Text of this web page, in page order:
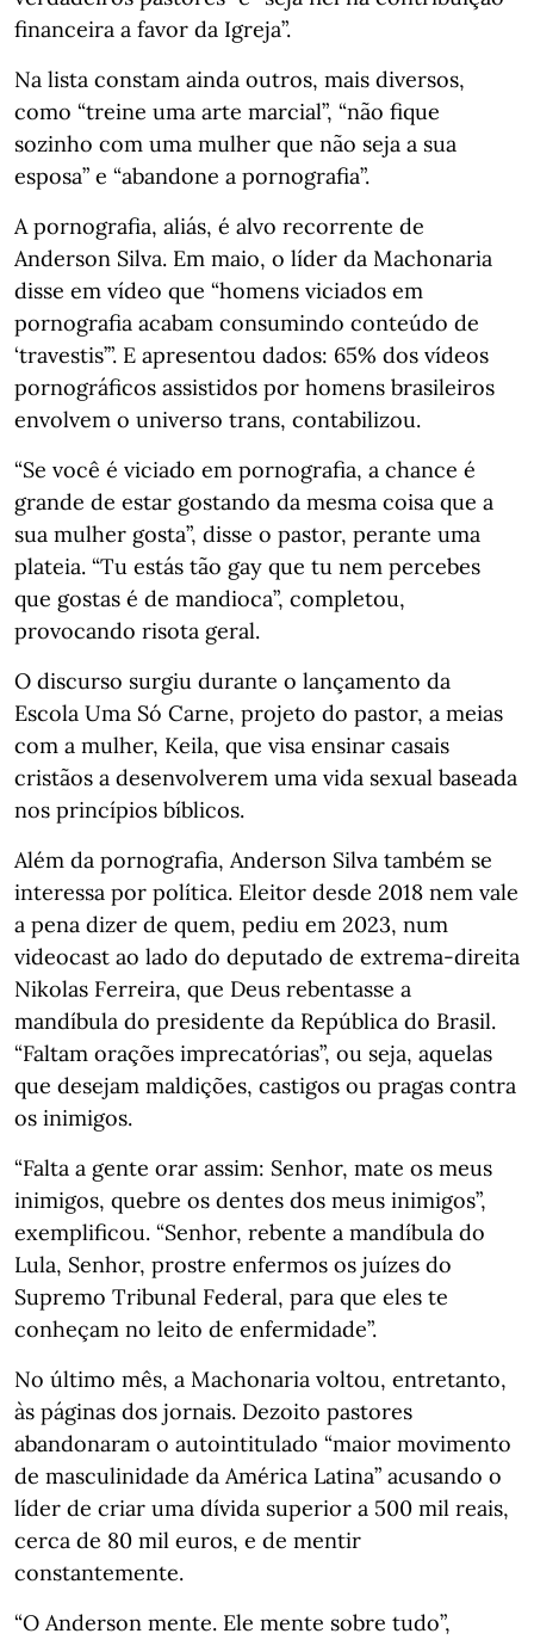
financeira a favor da Igreja”.
Na lista constam ainda outros, mais diversos,
como “treine uma arte marcial”, “não fique
sozinho com uma mulher que não seja a sua
esposa” e “abandone a pornografia”.
A pornografia, aliás, é alvo recorrente de
Anderson Silva. Em maio, o líder da Machonaria
disse em vídeo que “homens viciados em
pornografia acabam consumindo conteúdo de
‘travestis’”. E apresentou dados: 65% dos vídeos
pornográficos assistidos por homens brasileiros
envolvem o universo trans, contabilizou.
“Se você é viciado em pornografia, a chance é
grande de estar gostando da mesma coisa que a
sua mulher gosta”, disse o pastor, perante uma
plateia. “Tu estás tão gay que tu nem percebes
que gostas é de mandioca”, completou,
provocando risota geral.
O discurso surgiu durante o lançamento da
Escola Uma Só Carne, projeto do pastor, a meias
com a mulher, Keila, que visa ensinar casais
cristãos a desenvolverem uma vida sexual baseada
nos princípios bíblicos.
Além da pornografia, Anderson Silva também se
interessa por política. Eleitor desde 2018 nem vale
a pena dizer de quem, pediu em 2023, num
videocast ao lado do deputado de extrema-direita
Nikolas Ferreira, que Deus rebentasse a
mandíbula do presidente da República do Brasil.
“Faltam orações imprecatórias”, ou seja, aquelas
que desejam maldições, castigos ou pragas contra
os inimigos.
“Falta a gente orar assim: Senhor, mate os meus
inimigos, quebre os dentes dos meus inimigos”,
exemplificou. “Senhor, rebente a mandíbula do
Lula, Senhor, prostre enfermos os juízes do
Supremo Tribunal Federal, para que eles te
conheçam no leito de enfermidade”.
No último mês, a Machonaria voltou, entretanto,
às páginas dos jornais. Dezoito pastores
abandonaram o autointitulado “maior movimento
de masculinidade da América Latina” acusando o
líder de criar uma dívida superior a 500 mil reais,
cerca de 80 mil euros, e de mentir
constantemente.
“O Anderson mente. Ele mente sobre tudo”,